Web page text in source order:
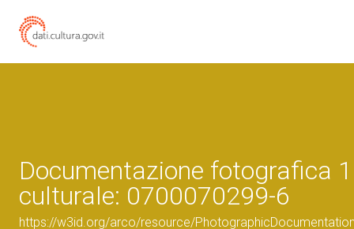
Documentazione fotografica
culturale: 0700070299-6
https://w3id.org/arco/resource/